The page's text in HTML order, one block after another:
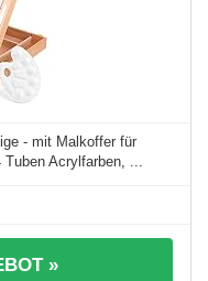
- mit Malkoffer für
Acrylfarben, ...
»